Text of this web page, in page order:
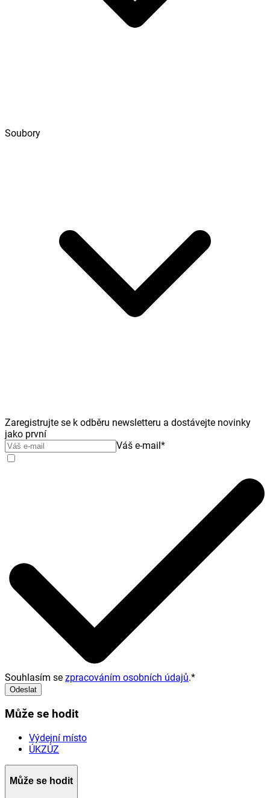
Soubory
Zaregistrujte se k odběru newsletteru a dostávejte novinky
jako první
Váš e-mail*
Souhlasím se zpracováním osobních údajů.*
Odeslat
Může se hodit
Výdejní místo
ÚKZÚZ
Může se hodit